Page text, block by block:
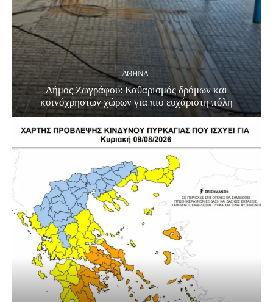
ΑΘΗΝΑ
Δήμος Ζωγράφου: Καθαρισμός δρόμων και
κοινόχρηστων χώρων για πιο ευχάριστη πόλη